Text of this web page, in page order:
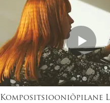
Kompositsiooniõpilane